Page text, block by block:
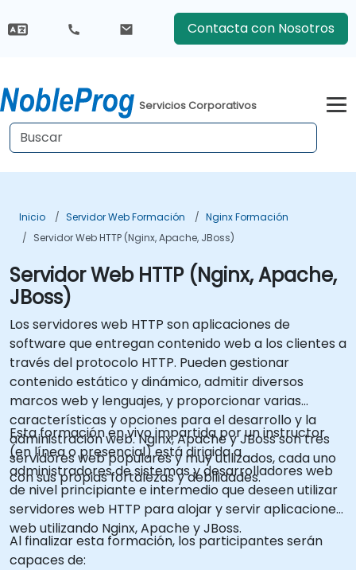
Contacta con Nosotros
Servicios Corporativos
Inicio Servidor Web Formación
Nginx Formación
Servidor Web HTTP (Nginx, Apache, JBoss)
Servidor Web HTTP (Nginx, Apache,
JBoss)
Los servidores web HTTP son aplicaciones de
software que entregan contenido web a los clientes a
través del protocolo HTTP. Pueden gestionar
contenido estático y dinámico, admitir diversos
marcos web y lenguajes, y proporcionar varias
características y opciones para el desarrollo y la
administración web. Nginx, Apache y JBoss son tres
servidores web populares y muy utilizados, cada uno
con sus propias fortalezas y debilidades.
Esta formación en vivo impartida por un instructor
(en línea o presencial) está dirigida a
administradores de sistemas y desarrolladores web
de nivel principiante e intermedio que deseen utilizar
servidores web HTTP para alojar y servir aplicaciones
web utilizando Nginx, Apache y JBoss.
Al finalizar esta formación, los participantes serán
capaces de: